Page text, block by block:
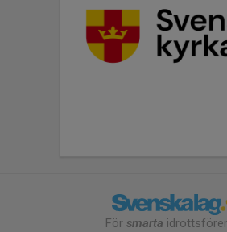
För smarta